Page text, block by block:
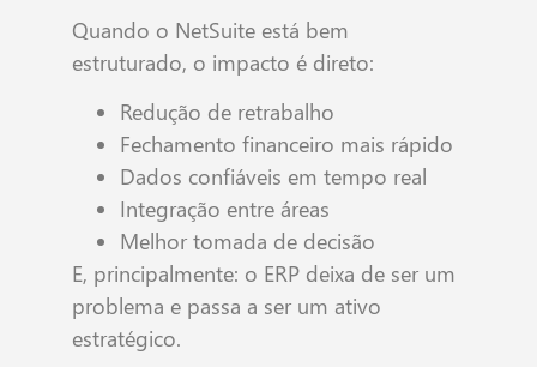
Quando o NetSuite está bem
estruturado, o impacto é direto:
Redução de retrabalho
Fechamento financeiro mais rápido
Dados confiáveis em tempo real
Integração entre áreas
Melhor tomada de decisão
E, principalmente: o ERP deixa de ser um
problema e passa a ser um ativo
estratégico.